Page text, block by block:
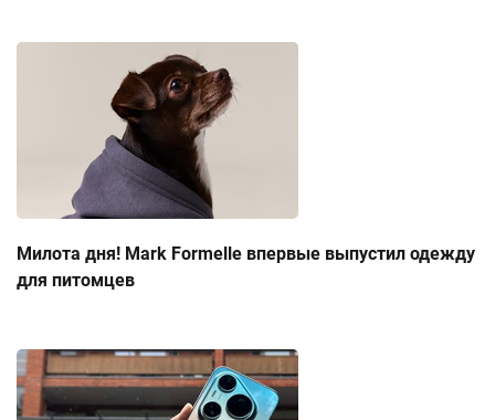
Милота дня! Mark Formelle впервые выпустил одежду
для питомцев